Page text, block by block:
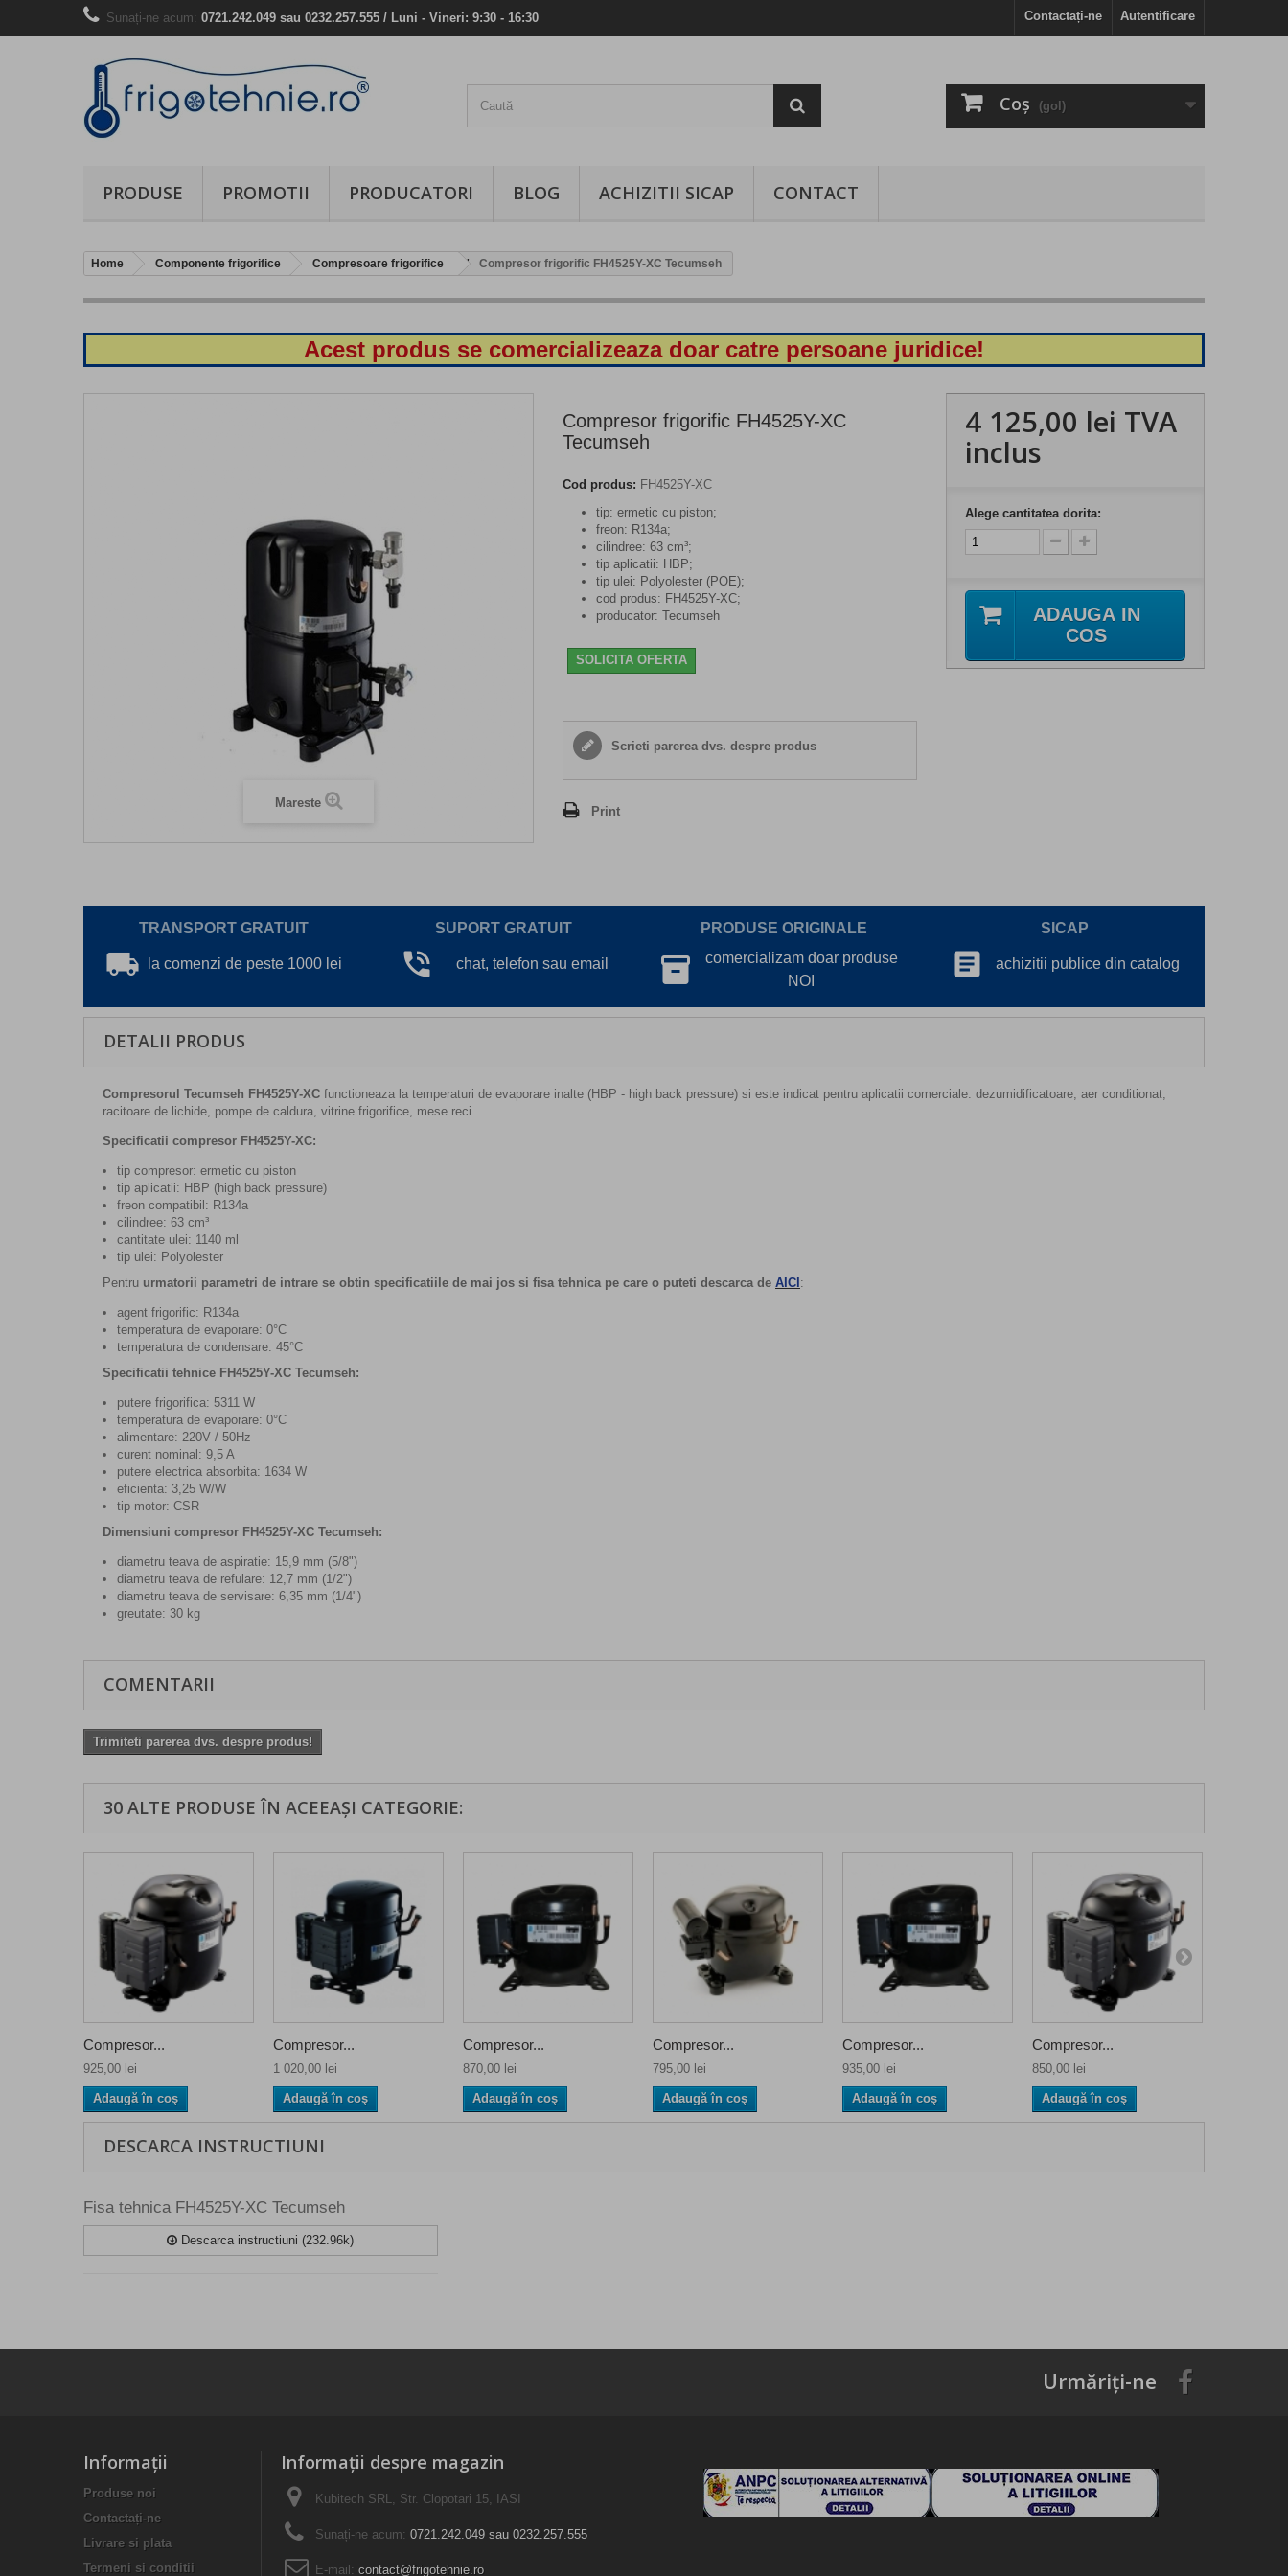
Autentificare
Contactați-ne
Sunați-ne acum: 0721.242.049 sau 0232.257.555 / Luni - Vineri: 9:30 - 16:30
Coş (gol)
PRODUSE PROMOTII PRODUCATORI BLOG ACHIZITII SICAP CONTACT
Home Componente frigorifice Compresoare frigorifice Compresor frigorific FH4525Y-XC Tecumseh
Acest produs se comercializeaza doar catre persoane juridice!
Mareste
Compresor frigorific FH4525Y-XC
Tecumseh
Cod produs: FH4525Y-XC
tip: ermetic cu piston;
freon: R134a;
cilindree: 63 cm³;
tip aplicatii: HBP;
tip ulei: Polyolester (POE);
cod produs: FH4525Y-XC;
producator: Tecumseh
SOLICITA OFERTA
Scrieti parerea dvs. despre produs
Print
4 125,00 lei TVA
inclus
Alege cantitatea dorita:
ADAUGA IN
COS
TRANSPORT GRATUIT
local_shipping la comenzi de peste 1000 lei
SUPORT GRATUIT
phone_in_talk chat, telefon sau email
PRODUSE ORIGINALE
inventory_2
comercializam doar produse
NOI
SICAP
article achizitii publice din catalog
DETALII PRODUS
Compresorul Tecumseh FH4525Y-XC functioneaza la temperaturi de evaporare inalte (HBP - high back pressure) si este indicat pentru aplicatii comerciale: dezumidificatoare, aer conditionat,
racitoare de lichide, pompe de caldura, vitrine frigorifice, mese reci.
Specificatii compresor FH4525Y-XC:
tip compresor: ermetic cu piston
tip aplicatii: HBP (high back pressure)
freon compatibil: R134a
cilindree: 63 cm³
cantitate ulei: 1140 ml
tip ulei: Polyolester
Pentru urmatorii parametri de intrare se obtin specificatiile de mai jos si fisa tehnica pe care o puteti descarca de AICI :
agent frigorific: R134a
temperatura de evaporare: 0°C
temperatura de condensare: 45°C
Specificatii tehnice FH4525Y-XC Tecumseh:
putere frigorifica: 5311 W
temperatura de evaporare: 0°C
alimentare: 220V / 50Hz
curent nominal: 9,5 A
putere electrica absorbita: 1634 W
eficienta: 3,25 W/W
tip motor: CSR
Dimensiuni compresor FH4525Y-XC Tecumseh:
diametru teava de aspiratie: 15,9 mm (5/8")
diametru teava de refulare: 12,7 mm (1/2")
diametru teava de servisare: 6,35 mm (1/4")
greutate: 30 kg
COMENTARII
Trimiteti parerea dvs. despre produs!
30 ALTE PRODUSE ÎN ACEEAȘI CATEGORIE:
Compresor...
925,00 lei
Adaugă în coş
Compresor...
1 020,00 lei
Adaugă în coş
Compresor...
870,00 lei
Adaugă în coş
Compresor...
795,00 lei
Adaugă în coş
Compresor...
935,00 lei
Adaugă în coş
Compresor...
850,00 lei
Adaugă în coş
DESCARCA INSTRUCTIUNI
Fisa tehnica FH4525Y-XC Tecumseh
Descarca instructiuni (232.96k)
Urmăriți-ne
Informaţii
Produse noi
Contactați-ne
Livrare si plata
Termeni si conditii
Informații despre magazin
Kubitech SRL, Str. Clopotari 15, IASI
Sunați-ne acum: 0721.242.049 sau 0232.257.555
E-mail: contact@frigotehnie.ro